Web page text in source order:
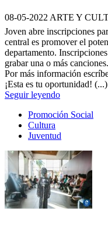
08-05-2022 ARTE Y
Joven abre inscripciones
central es promover el
departamento.
grabar una o más
Por más información
¡Esta es tu oportunidad! (...)
Seguir leyendo
Promoción Social
Cultura
Juventud